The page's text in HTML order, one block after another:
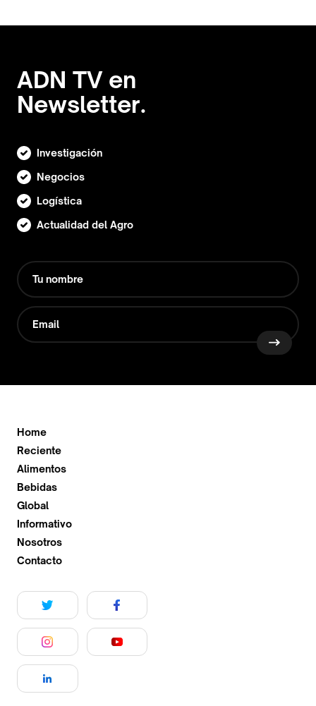
ADN TV en
Newsletter.
Investigación
Negocios
Logística
Actualidad del Agro
Home
Reciente
Alimentos
Bebidas
Global
Informativo
Nosotros
Contacto